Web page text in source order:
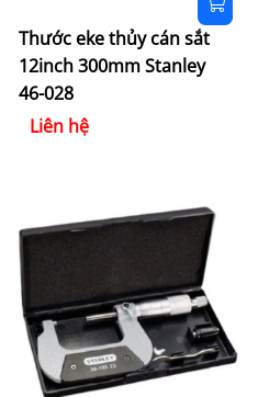
Thước eke thủy cán sắt
12inch 300mm Stanley
46-028
Liên hệ